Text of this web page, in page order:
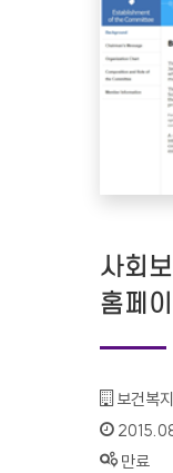
사회
홈페이
기관명 :
보건복
인증기간
상태 :
만료